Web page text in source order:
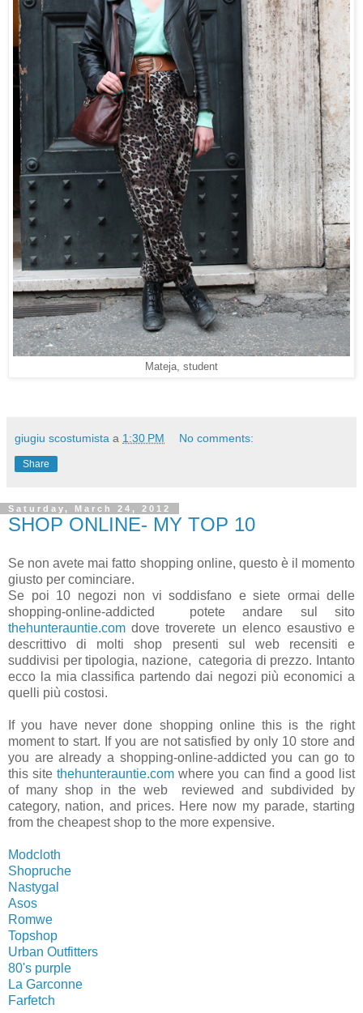
Mateja, student
giugiu scostumista a 1:30 PM No comments:
Share
Saturday, March 24, 2012
SHOP ONLINE- MY TOP 10
Se non avete mai fatto shopping online, questo è il momento
giusto per cominciare.
Se poi 10 negozi non vi soddisfano e siete ormai delle
shopping-online-addicted potete andare sul sito
thehunterauntie.com dove troverete un elenco esaustivo e
descrittivo di molti shop presenti sul web recensiti e
suddivisi per tipologia, nazione, categoria di prezzo. Intanto
ecco la mia classifica partendo dai negozi più economici a
quelli più costosi.
If you have never done shopping online this is the right
moment to start. If you are not satisfied by only 10 store and
you are already a shopping-online-addicted you can go to
this sitethehunterauntie.com where you can find a good list
of many shop in the web reviewed and subdivided by
category, nation, and prices. Here now my parade, starting
from the cheapest shop to the more expensive.
Modcloth
Shopruche
Nastygal
Asos
Romwe
Topshop
Urban Outfitters
80's purple
La Garconne
Farfetch